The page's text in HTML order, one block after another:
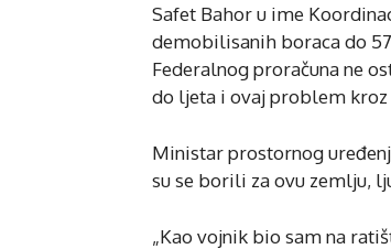
Safet Bahor u ime
demobilisanih boraca do
Federalnog proračuna ne
do ljeta i ovaj problem
Ministar prostornog
su se borili za ovu zemlju,
„Kao vojnik bio sam na